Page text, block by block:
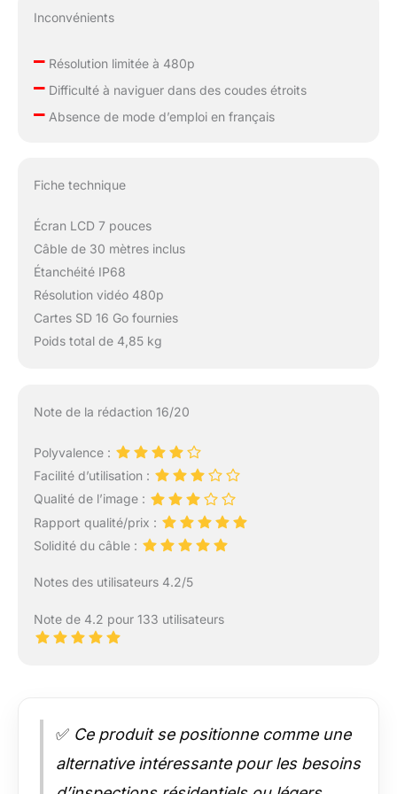
municipaux.
Inconvénients
–Résolution limitée à 480p
–Difficulté à naviguer dans des coudes étroits
–Absence de mode d’emploi en français
Fiche technique
Écran LCD 7 pouces
Câble de 30 mètres inclus
Étanchéité IP68
Résolution vidéo 480p
Cartes SD 16 Go fournies
Poids total de 4,85 kg
Note de la rédaction 16/20
Polyvalence :
Facilité d’utilisation :
Qualité de l’image :
Rapport qualité/prix :
Solidité du câble :
Notes des utilisateurs 4.2/5
Note de 4.2 pour 133 utilisateurs
✅ Ce produit se positionne comme une
alternative intéressante pour les besoins